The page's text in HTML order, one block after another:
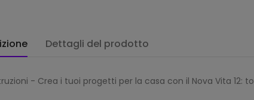
Dettagli del prodotto
- Crea i tuoi progetti per la casa con il Nova Vita 12: